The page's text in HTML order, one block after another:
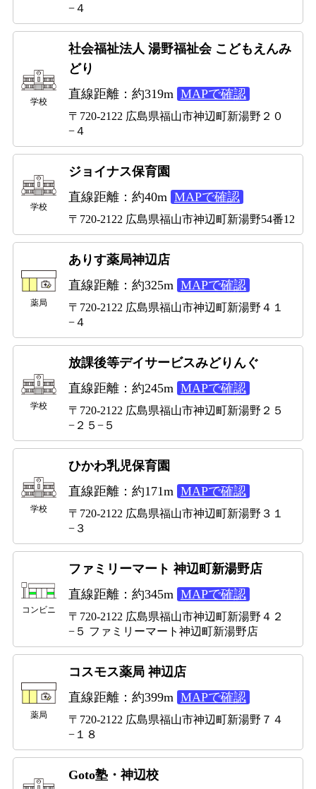
−４
学校
社会福祉法人 湯野福祉会 こどもえんみ
どり
直線距離：約319m MAPで確認
〒720-2122 広島県福山市神辺町新湯野２０
−４
学校
ジョイナス保育園
直線距離：約40m MAPで確認
〒720-2122 広島県福山市神辺町新湯野54番12
薬局
ありす薬局神辺店
直線距離：約325m MAPで確認
〒720-2122 広島県福山市神辺町新湯野４１
−４
学校
放課後等デイサービスみどりんぐ
直線距離：約245m MAPで確認
〒720-2122 広島県福山市神辺町新湯野２５
−２５−５
学校
ひかわ乳児保育園
直線距離：約171m MAPで確認
〒720-2122 広島県福山市神辺町新湯野３１
−３
コンビニ
ファミリーマート 神辺町新湯野店
直線距離：約345m MAPで確認
〒720-2122 広島県福山市神辺町新湯野４２
−５ ファミリーマート神辺町新湯野店
薬局
コスモス薬局 神辺店
直線距離：約399m MAPで確認
〒720-2122 広島県福山市神辺町新湯野７４
−１８
Goto塾・神辺校